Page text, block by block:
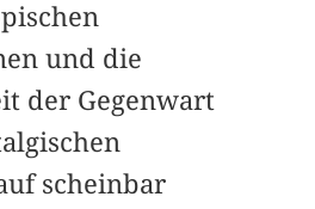
und die
der Gegenwart
scheinbar